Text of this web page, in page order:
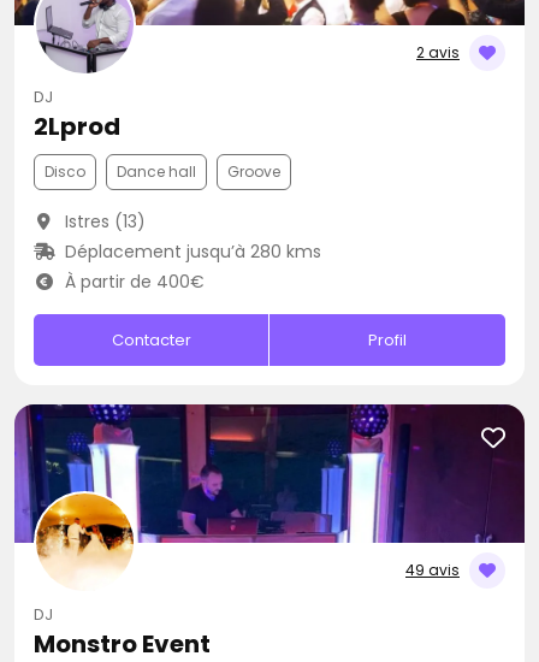
2 avis
DJ
2Lprod
Disco Dance hall Groove
Istres (13)
Déplacement jusqu’à 280 kms
À partir de 400€
Contacter Profil
49 avis
DJ
Monstro Event